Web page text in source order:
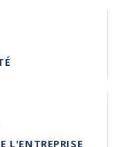
L'ENTREPRISE